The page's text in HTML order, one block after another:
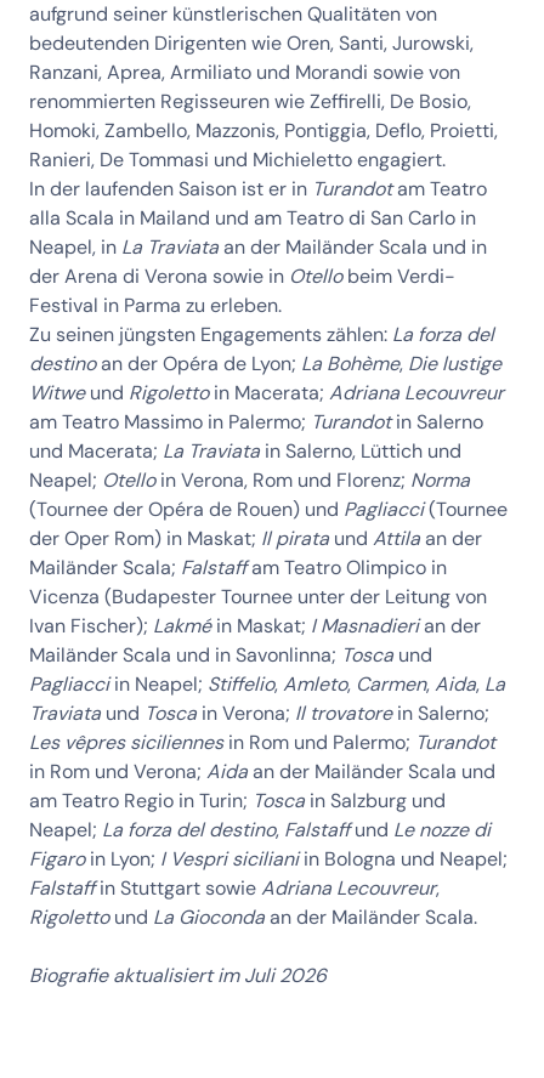
aufgrund seiner künstlerischen Qualitäten von
bedeutenden Dirigenten wie Oren, Santi, Jurowski,
Ranzani, Aprea, Armiliato und Morandi sowie von
renommierten Regisseuren wie Zeffirelli, De Bosio,
Homoki, Zambello, Mazzonis, Pontiggia, Deflo, Proietti,
Ranieri, De Tommasi und Michieletto engagiert.
In der laufenden Saison ist er in Turandotam Teatro
alla Scala in Mailand und am Teatro di San Carlo in
Neapel, in La Traviataan der Mailänder Scala und in
der Arena di Verona sowie in Otellobeim Verdi-
Festival in Parma zu erleben.
Zu seinen jüngsten Engagements zählen: La forza del
destinoan der Opéra de Lyon; La Bohème, Die lustige
Witweund Rigolettoin Macerata; Adriana Lecouvreur
am Teatro Massimo in Palermo; Turandotin Salerno
und Macerata; La Traviata in Salerno, Lüttich und
Neapel; Otelloin Verona, Rom und Florenz; Norma
(Tournee der Opéra de Rouen) und Pagliacci(Tournee
der Oper Rom) in Maskat; Il pirata und Attilaan der
Mailänder Scala; Falstaffam Teatro Olimpico in
Vicenza (Budapester Tournee unter der Leitung von
Ivan Fischer); Lakméin Maskat; I Masnadierian der
Mailänder Scala und in Savonlinna; Tosca und
Pagliacciin Neapel; Stiffelio,Amleto, Carmen,Aida, La
Traviata und Tosca in Verona; Il trovatorein Salerno;
Les vêpres siciliennesin Rom und Palermo; Turandot
in Rom und Verona; Aidaan der Mailänder Scala und
am Teatro Regio in Turin; Tosca in Salzburg und
Neapel; La forza del destino, Falstaffund Le nozze di
Figaroin Lyon; I Vespri sicilianiin Bologna und Neapel;
Falstaffin Stuttgart sowieAdriana Lecouvreur,
Rigolettound La Giocondaan der Mailänder Scala.
Biografie aktualisiert im Juli 2026